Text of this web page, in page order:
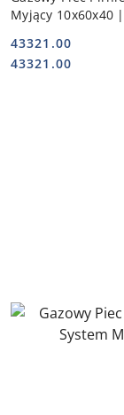
Myjący 10x60x40 |
Cena:
43321.00
Cena:
43321.00